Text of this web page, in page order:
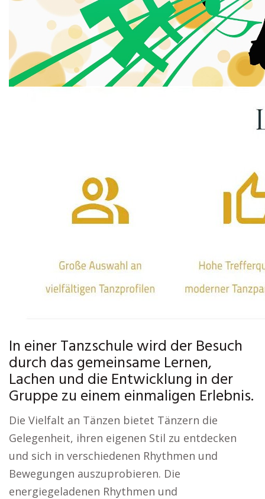
In einer Tanzschule wird der Besuch
durch das gemeinsame Lernen,
Lachen und die Entwicklung in der
Gruppe zu einem einmaligen Erlebnis.
Die Vielfalt an Tänzen bietet Tänzern die
Gelegenheit, ihren eigenen Stil zu entdecken
und sich in verschiedenen Rhythmen und
Bewegungen auszuprobieren. Die
energiegeladenen Rhythmen und